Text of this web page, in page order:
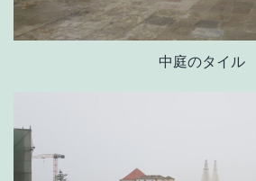
中庭のタイル